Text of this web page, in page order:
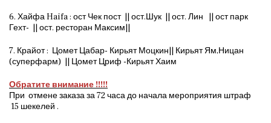
6. Хайфа Haifa : ост Чек пост || ост.Шук || ост. Лин || ост парк
Гехт- || ост. ресторан Максим||
7. Крайот : Цомет Цабар- Кирьят Моцкин|| Кирьят Ям,Ницан
(суперфарм) || Цомет Цриф -Кирьят Хаим
Обратите внимание !!!!!
При отмене заказа за 72 часа до начала мероприятия штраф
15 шекелей .